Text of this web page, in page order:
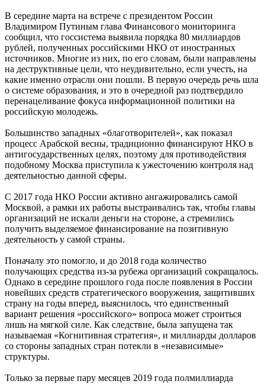
В середине марта на встрече с президентом России
Владимиром Путиным глава Финансового мониторинга
сообщил, что госсистема выявила порядка 80 миллиардов
рублей, полученных российскими НКО от иностранных
источников. Многие из них, по его словам, были направлены
на деструктивные цели, что неудивительно, если учесть, на
какие именно отрасли они пошли. В первую очередь речь шла
о системе образования, и это в очередной раз подтвердило
перенацеливание фокуса информационной политики на
российскую молодежь.
Большинство западных «благотворителей», как показал
процесс Арабской весны, традиционно финансируют НКО в
антигосударственных целях, поэтому для противодействия
подобному Москва приступила к ужесточению контроля над
деятельностью данной сферы.
С 2017 года НКО России активно ангажировались самой
Москвой, а рамки их работы выстраивались так, чтобы главы
организаций не искали деньги на стороне, а стремились
получить выделяемое финансирование на позитивную
деятельность у самой страны.
Поначалу это помогло, и до 2018 года количество
получающих средства из-за рубежа организаций сокращалось.
Однако в середине прошлого года после появления в России
новейших средств стратегического вооружения, защитивших
страну на годы вперед, выяснилось, что единственный
вариант решения «российского» вопроса может строиться
лишь на мягкой силе. Как следствие, была запущена так
называемая «Когнитивная стратегия», и миллиарды долларов
со стороны западных стран потекли в «независимые»
структуры.
Только за первые пару месяцев 2019 года полмиллиарда